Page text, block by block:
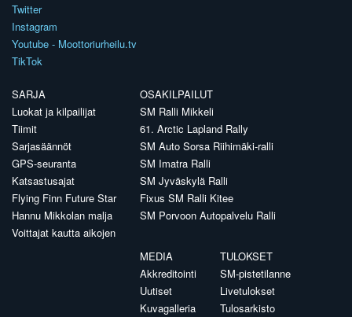
Twitter
Instagram
Youtube - Moottoriurheilu.tv
TikTok
SARJA
Luokat ja kilpailijat
Tiimit
Sarjasäännöt
GPS-seuranta
Katsastusajat
Flying Finn Future Star
Hannu Mikkolan malja
Voittajat kautta aikojen
OSAKILPAILUT
SM Ralli Mikkeli
61. Arctic Lapland Rally
SM Auto Sorsa Riihimäki-ralli
SM Imatra Ralli
SM Jyväskylä Ralli
Fixus SM Ralli Kitee
SM Porvoon Autopalvelu Ralli
MEDIA
Akkreditointi
Uutiset
Kuvagalleria
TULOKSET
SM-pistetilanne
Livetulokset
Tulosarkisto